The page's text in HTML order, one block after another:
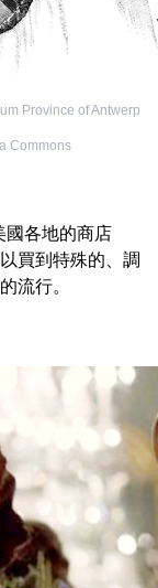
Province of Antwerp
Commons
國各地的商店
買到特殊的、調
流行。